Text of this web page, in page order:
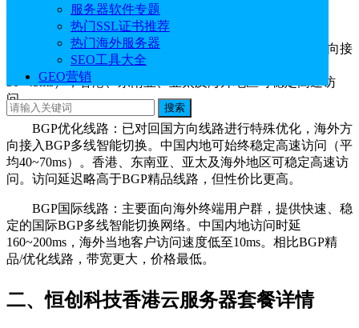
服务器软件专题
热门SSL证书推荐
热门海外服务器
SEO工具大全
GEO营销
搜索
特色对比
BGP精品线路：回国方向接入CN2 GIA专线，海外方向接
入BGP多线智能切换。中国内地可始终高速访问（平均
30~45ms），香港、东南亚、亚太及海外地区可稳定高速访
问。
BGP优化线路：已对回国方向线路进行特殊优化，海外方
向接入BGP多线智能切换。中国内地可始终稳定高速访问（平
均40~70ms）。香港、东南亚、亚太及海外地区可稳定高速访
问。访问延迟略高于BGP精品线路，但性价比更高。
BGP国际线路：主要面向海外终端用户群，提供快速、稳
定的国际BGP多线智能切换网络。中国内地访问时延
160~200ms，海外当地客户访问速度低至10ms。相比BGP精
品/优化线路，带宽更大，价格最低。
二、恒创科技香港云服务器套餐详情